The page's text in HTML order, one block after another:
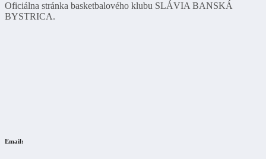
Oficiálna stránka basketbalového klubu SLÁVIA BANSKÁ
BYSTRICA.
Email: